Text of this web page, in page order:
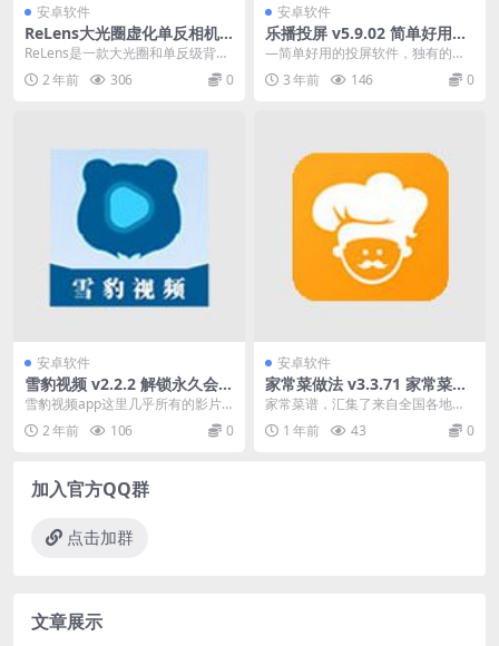
安卓软件
ReLens大光圈虚化单反相机 v
3.2.2 虚化编辑软件解锁高级
ReLens是一款大光圈和单反级背景
虚化编辑软件，我们使用先进的计
算摄影和人工智...
2 年前 306 0
安卓软件
乐播投屏 v5.9.02 简单好用的
视频投屏软件，去广告解锁会
—简单好用的投屏软件，独有的视
频投屏与一键同屏镜像。是手机投
屏电视、手机投屏电脑...
3 年前 146 0
安卓软件
雪豹视频 v2.2.2 解锁永久会员
版
雪豹视频app这里几乎所有的影片
都能直接看的，不需要你像其他的
平台去花钱开会员。...
2 年前 106 0
安卓软件
家常菜做法 v3.3.71 家常菜
谱，汇集了来自全国各地的数
家常菜谱，汇集了来自全国各地的
数十万道家常菜，并配有精美的图
片，内容丰富详细，图...
1 年前 43 0
加入官方QQ群
点击加群
文章展示